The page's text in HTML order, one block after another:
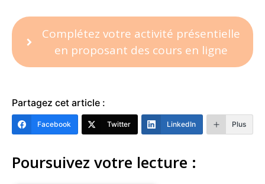
Complétez votre activité présentielle
en proposant des cours en ligne
Partagez cet article :
Facebook Twitter LinkedIn Plus
Poursuivez votre lecture :